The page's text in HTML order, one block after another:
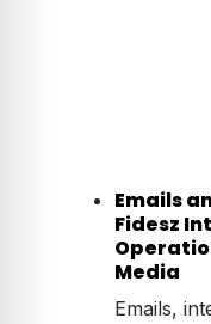
Emails
Fidesz
Media
Emails,